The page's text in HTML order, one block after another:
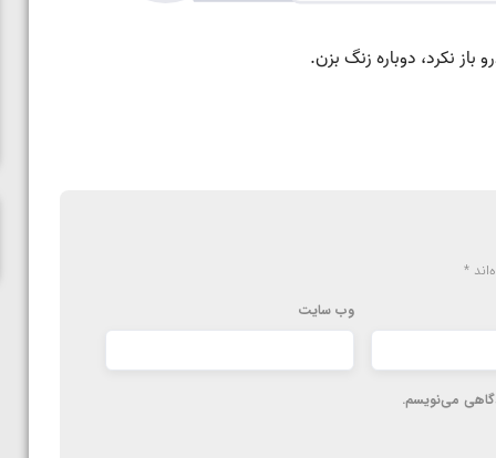
*
وب‌ سایت
می‌نویسم.
در فینال
ویدیو؛ برد قاطع مهمدی مقابل کلمبیا در دور اول المپیک